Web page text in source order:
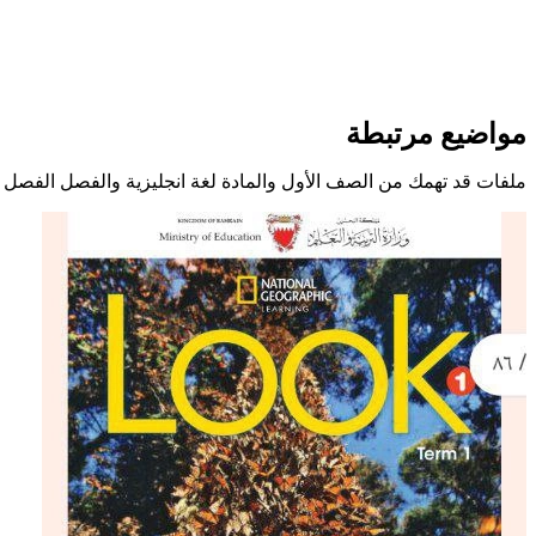
مواضيع مرتبطة
ملفات قد تهمك من الصف الأول والمادة لغة انجليزية والفصل الفصل